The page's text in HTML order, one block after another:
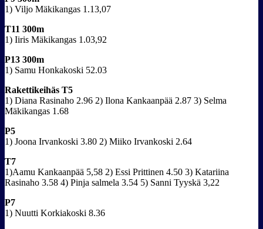
1) Viljo Mäkikangas 1.13,07
T11 300m
1) Iiris Mäkikangas 1.03,92
P13 300m
1) Samu Honkakoski 52.03
Rakettikeihäs T5
1) Diana Rasinaho 2.96 2) Ilona Kankaanpää 2.87 3) Selma
Mäkikangas 1.68
P5
1) Joona Irvankoski 3.80 2) Miiko Irvankoski 2.64
T7
1)Aamu Kankaanpää 5,58 2) Essi Prittinen 4.50 3) Katariina
Rasinaho 3.58 4) Pinja salmela 3.54 5) Sanni Tyyskä 3,22
P7
1) Nuutti Korkiakoski 8.36